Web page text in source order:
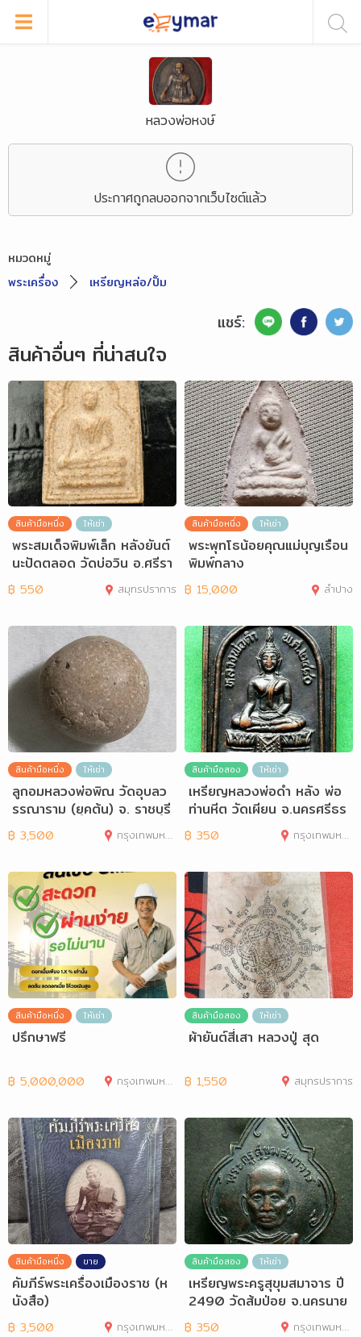
หลวงพ่อหงษ์
ประกาศถูกลบออกจากเว็บไซต์แล้ว
หมวดหมู่
พระเครื่อง
เหรียญหล่อ/ปั้ม
แชร์:
สินค้าอื่นๆ ที่น่าสนใจ
สินค้ามือหนึ่ง ให้เช่า
พระสมเด็จพิมพ์เล็ก หลังยันต์
นะปัดตลอด วัดบ่อวิน อ.ศรีรา
ชา จ
฿ 550 สมุทรปราการ
สินค้ามือหนึ่ง ให้เช่า
พระพุทโธน้อยคุณแม่บุญเรือน
พิมพ์กลาง
฿ 15,000 ลำปาง
สินค้ามือหนึ่ง ให้เช่า
ลูกอมหลวงพ่อพิณ วัดอุบลว
รรณาราม (ยุคต้น) จ. ราชบุรี
฿ 3,500 กรุงเทพมหานคร
สินค้ามือสอง ให้เช่า
เหรียญหลวงพ่อดำ หลัง พ่อ
ท่านหีต วัดเผียน จ.นครศรีธร
รมราช
฿ 350 กรุงเทพมหานคร
สินค้ามือหนึ่ง ให้เช่า
ปรึกษาฟรี
฿ 5,000,000 กรุงเทพมหานคร
สินค้ามือสอง ให้เช่า
ผ้ายันต์สี่เสา หลวงปู่ สุด
฿ 1,550 สมุทรปราการ
สินค้ามือหนึ่ง ขาย
คัมภีร์พระเครื่องเมืองราช (ห
นังสือ)
฿ 3,500 กรุงเทพมหานคร
สินค้ามือสอง ให้เช่า
เหรียญพระครูสุขุมสมาจาร ปี
2490 วัดส้มป่อย จ.นครนาย
ก
฿ 350 กรุงเทพมหานคร